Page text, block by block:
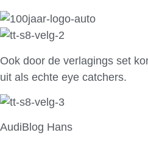
Ook door de verlagings set
uit als echte eye catchers.
AudiBlog Hans